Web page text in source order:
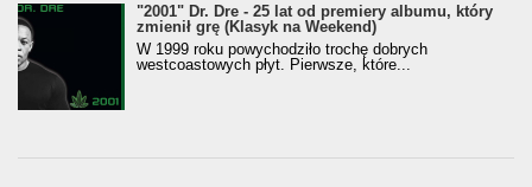
"2001" Dr. Dre - 25 lat od premiery albumu, który
zmienił grę (Klasyk na Weekend)
W 1999 roku powychodziło trochę dobrych
westcoastowych płyt. Pierwsze, które...